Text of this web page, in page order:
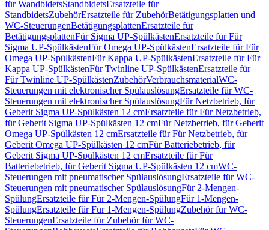
für WandbidetsStandbidetsErsatzteile für
StandbidetsZubehörErsatzteile für ZubehörBetätigungsplatten und
WC-SteuerungenBetätigungsplattenErsatzteile für
BetätigungsplattenFür Sigma UP-SpülkästenErsatzteile für Für
Sigma UP-SpülkästenFür Omega UP-SpülkästenErsatzteile für Für
Omega UP-SpülkästenFür Kappa UP-SpülkästenErsatzteile für Für
Kappa UP-SpülkästenFür Twinline UP-SpülkästenErsatzteile für
Für Twinline UP-SpülkästenZubehörVerbrauchsmaterialWC-
Steuerungen mit elektronischer SpülauslösungErsatzteile für WC-
Steuerungen mit elektronischer SpülauslösungFür Netzbetrieb, für
Geberit Sigma UP-Spülkästen 12 cmErsatzteile für Für Netzbetrieb,
für Geberit Sigma UP-Spülkästen 12 cmFür Netzbetrieb, für Geberit
Omega UP-Spülkästen 12 cmErsatzteile für Für Netzbetrieb, für
Geberit Omega UP-Spülkästen 12 cmFür Batteriebetrieb, für
Geberit Sigma UP-Spülkästen 12 cmErsatzteile für Für
Batteriebetrieb, für Geberit Sigma UP-Spülkästen 12 cmWC-
Steuerungen mit pneumatischer SpülauslösungErsatzteile für WC-
Steuerungen mit pneumatischer SpülauslösungFür 2-Mengen-
SpülungErsatzteile für Für 2-Mengen-SpülungFür 1-Mengen-
SpülungErsatzteile für Für 1-Mengen-SpülungZubehör für WC-
SteuerungenErsatzteile für Zubehör für WC-